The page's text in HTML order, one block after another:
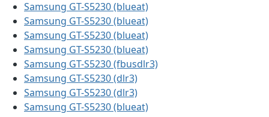
Samsung GT-S5230 (blueat)
Samsung GT-S5230 (blueat)
Samsung GT-S5230 (blueat)
Samsung GT-S5230 (blueat)
Samsung GT-S5230 (fbusdlr3)
Samsung GT-S5230 (dlr3)
Samsung GT-S5230 (dlr3)
Samsung GT-S5230 (blueat)